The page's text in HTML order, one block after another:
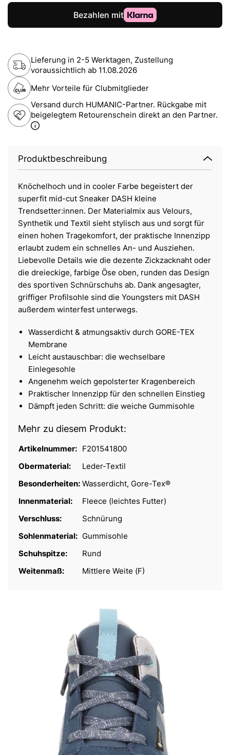
Lieferung in 2-5 Werktagen, Zustellung
voraussichtlich ab 11.08.2026
Mehr Vorteile für Clubmitglieder
Versand durch HUMANIC-Partner. Rückgabe mit
beigelegtem Retourenschein direkt an den Partner.
Produktbeschreibung
Knöchelhoch und in cooler Farbe begeistert der
superfit mid-cut Sneaker DASH kleine
Trendsetter:innen. Der Materialmix aus Velours,
Synthetik und Textil sieht stylisch aus und sorgt für
einen hohen Tragekomfort, der praktische Innenzipp
erlaubt zudem ein schnelles An- und Ausziehen.
Liebevolle Details wie die dezente Zickzacknaht oder
die dreieckige, farbige Öse oben, runden das Design
des sportiven Schnürschuhs ab. Dank angesagter,
griffiger Profilsohle sind die Youngsters mit DASH
außerdem winterfest unterwegs.
Wasserdicht & atmungsaktiv durch GORE-TEX
Membrane
Leicht austauschbar: die wechselbare
Einlegesohle
Angenehm weich gepolsterter Kragenbereich
Praktischer Innenzipp für den schnellen Einstieg
Dämpft jeden Schritt: die weiche Gummisohle
Mehr zu diesem Produkt:
Artikelnummer: F201541800
Obermaterial:
Leder-Textil
Besonderheiten: Wasserdicht, Gore-Tex®
Innenmaterial:
Fleece (leichtes Futter)
Verschluss:
Schnürung
Sohlenmaterial: Gummisohle
Schuhspitze:
Rund
Weitenmaß:
Mittlere Weite (F)